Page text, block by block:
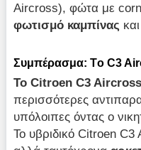
Aircross), φώτα με
φωτισμό καμπίνας
Συμπέρασμα: Tο C3
Το Citroen C3 Aircross
περισσότερες
υπόλοιπες όντας ο
Το υβριδικό Citroen C3